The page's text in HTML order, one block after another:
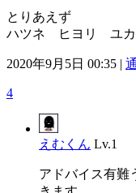
とりあえず
ハツネ ヒヨリ ユカ
2020年9月5日 00:35 |
4
えむくん Lv.1
アドバイス有難